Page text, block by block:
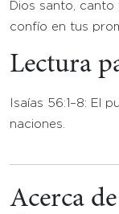
Dios santo,
confío en tus
Lectura
Isaías 56:1–8: El
naciones.
Acerca